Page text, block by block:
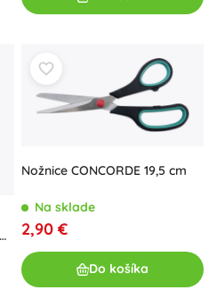
Nožnice CONCORDE 19,5 cm
Na sklade
2,90 €
Do košíka